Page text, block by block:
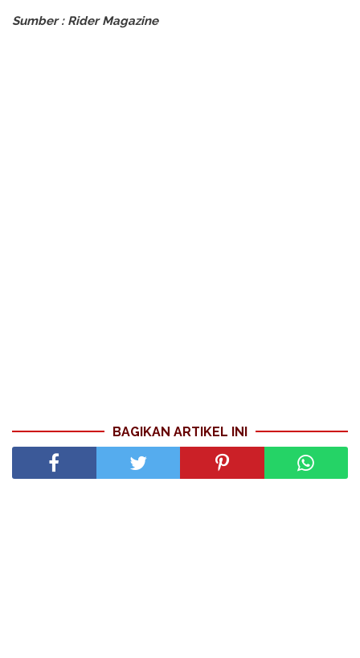
Sumber : Rider Magazine
BAGIKAN ARTIKEL INI